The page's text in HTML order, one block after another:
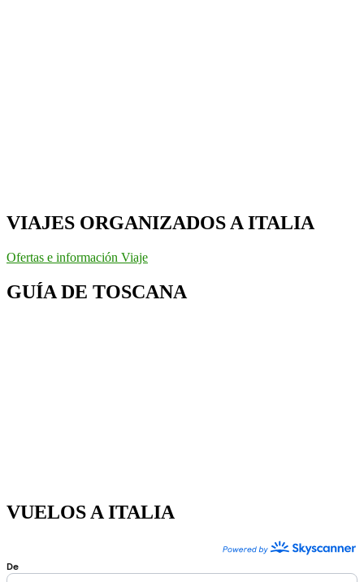
VIAJES ORGANIZADOS A ITALIA
Ofertas e información Viaje
GUÍA DE TOSCANA
VUELOS A ITALIA